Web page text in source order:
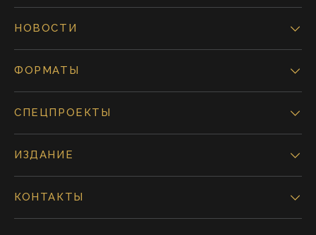
НОВОСТИ
ФОРМАТЫ
СПЕЦПРОЕКТЫ
ИЗДАНИЕ
КОНТАКТЫ